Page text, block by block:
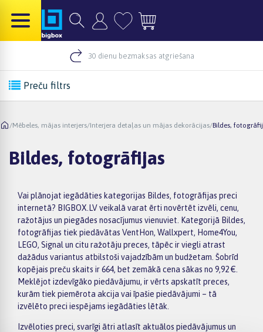
30 dienu bezmaksas atgriešana
Preču filtrs
/Mēbeles, mājas interjers/Interjera detaļas un mājas dekorācijas/Bildes,
Bildes, fotogrāfijas
Vai plānojat iegādāties kategorijas Bildes, fotogrāfijas preci
internetā? BIGBOX.LV veikalā varat ērti novērtēt izvēli, cenu,
ražotājus un piegādes nosacījumus vienuviet. Kategorijā Bildes,
fotogrāfijas tiek piedāvātas VentHon, Wallxpert, Home4You,
LEGO, Signal un citu ražotāju preces, tāpēc ir viegli atrast
dažādus variantus atbilstoši vajadzībām un budžetam. Šobrīd
kopējais preču skaits ir 664, bet zemākā cena sākas no 9,92 €.
Meklējot izdevīgāko piedāvājumu, ir vērts apskatīt preces,
kurām tiek piemērota akcija vai īpašie piedāvājumi – tā
izvēlēto preci iespējams iegādāties lētāk.
Izvēloties preci, svarīgi ātri atlasīt aktuālos piedāvājumus un